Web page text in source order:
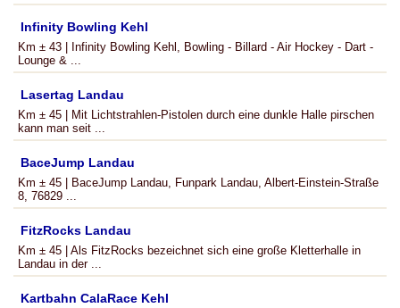
Infinity Bowling Kehl
Km ± 43 | Infinity Bowling Kehl, Bowling - Billard - Air Hockey - Dart -
Lounge & ...
Lasertag Landau
Km ± 45 | Mit Lichtstrahlen-Pistolen durch eine dunkle Halle pirschen
kann man seit ...
BaceJump Landau
Km ± 45 | BaceJump Landau, Funpark Landau, Albert-Einstein-Straße
8, 76829 ...
FitzRocks Landau
Km ± 45 | Als FitzRocks bezeichnet sich eine große Kletterhalle in
Landau in der ...
Kartbahn CalaRace Kehl